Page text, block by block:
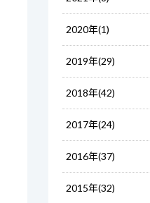
2020年(1)
2019年(29)
2018年(42)
2017年(24)
2016年(37)
2015年(32)